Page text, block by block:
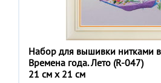
Набор для вышивки нитками в
Времена года. Лето (R-047)
21 см x 21 см